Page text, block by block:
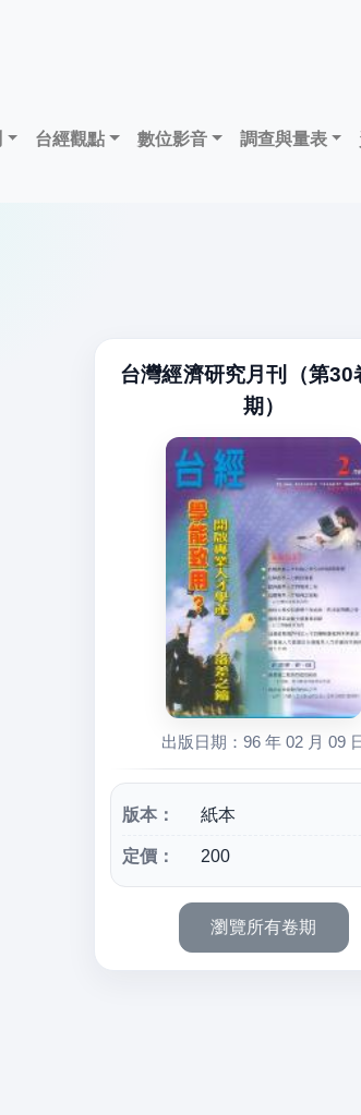
台經觀點 數位影音 調查與量表
台灣經濟研究月刊（第30
期）
出版日期：96 年 02 月 09
版本： 紙本
定價： 200